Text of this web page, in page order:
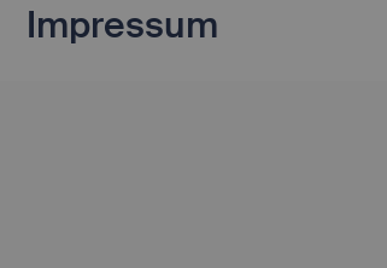
Impressum